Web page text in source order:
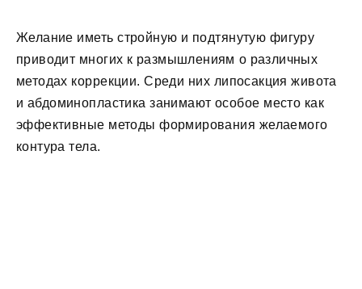
Желание иметь стройную и подтянутую фигуру
приводит многих к размышлениям о различных
методах коррекции. Среди них липосакция живота
и абдоминопластика занимают особое место как
эффективные методы формирования желаемого
контура тела.